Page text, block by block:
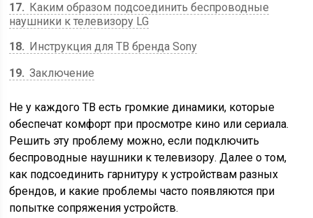
17
Каким образом подсоединить беспроводные
наушники к телевизору LG
18
Инструкция для ТВ бренда Sony
19 Заключение
Не у каждого ТВ есть громкие динамики, которые
обеспечат комфорт при просмотре кино или сериала.
Решить эту проблему можно, если подключить
беспроводные наушники к телевизору. Далее о том,
как подсоединить гарнитуру к устройствам разных
брендов, и какие проблемы часто появляются при
попытке сопряжения устройств.